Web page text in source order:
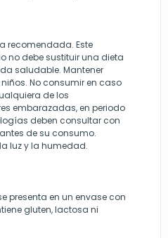
recomendada. Este
no debe sustituir una dieta
saludable. Mantener
No consumir en caso
de los
embarazadas, en periodo
deben consultar con
de su consumo.
luz y la humedad.
presenta en un envase con
gluten, lactosa ni